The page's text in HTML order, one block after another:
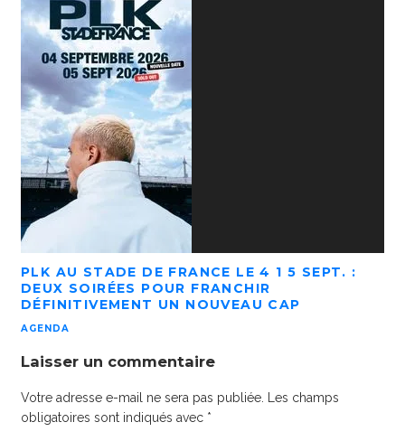
PLK AU STADE DE FRANCE LE 4 1 5 SEPT. :
DEUX SOIRÉES POUR FRANCHIR
DÉFINITIVEMENT UN NOUVEAU CAP
AGENDA
Laisser un commentaire
Votre adresse e-mail ne sera pas publiée.
Les champs
obligatoires sont indiqués avec *